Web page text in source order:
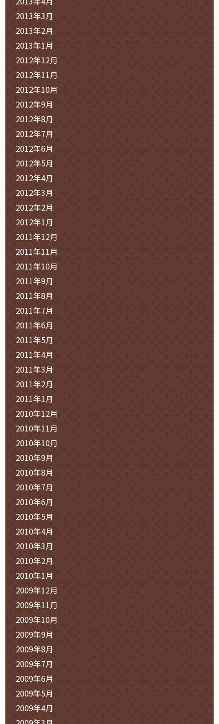
2013年3月
2013年2月
2013年1月
2012年12月
2012年11月
2012年10月
2012年9月
2012年8月
2012年7月
2012年6月
2012年5月
2012年4月
2012年3月
2012年2月
2012年1月
2011年12月
2011年11月
2011年10月
2011年9月
2011年8月
2011年7月
2011年6月
2011年5月
2011年4月
2011年3月
2011年2月
2011年1月
2010年12月
2010年11月
2010年10月
2010年9月
2010年8月
2010年7月
2010年6月
2010年5月
2010年4月
2010年3月
2010年2月
2010年1月
2009年12月
2009年11月
2009年10月
2009年9月
2009年8月
2009年7月
2009年6月
2009年5月
2009年4月